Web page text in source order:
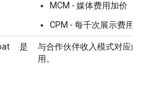
MCM - 媒体费用加价
CPM - 每千次展示费用
是
与合作伙伴收入模式对应
用。